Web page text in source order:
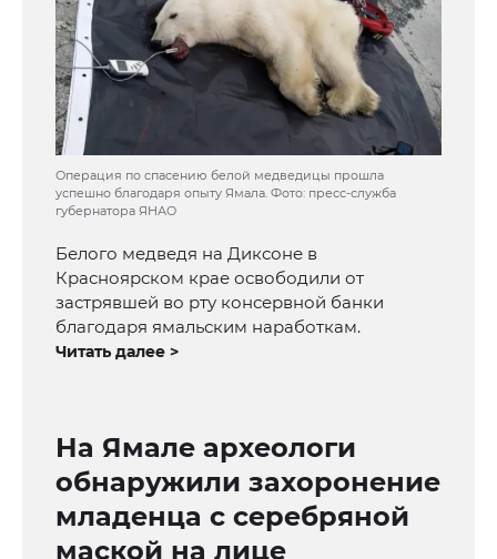
Операция по спасению белой медведицы прошла
успешно благодаря опыту Ямала. Фото: пресс-служба
губернатора ЯНАО
Белого медведя на Диксоне в
Красноярском крае освободили от
застрявшей во рту консервной банки
благодаря ямальским наработкам.
Читать далее >
На Ямале археологи
обнаружили захоронение
младенца с серебряной
маской на лице